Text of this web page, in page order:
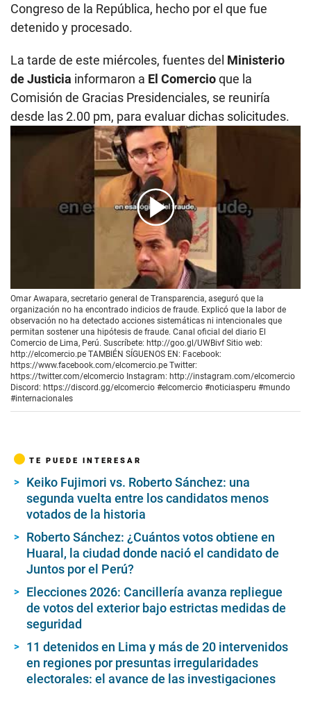
Congreso de la República, hecho por el que fue
detenido y procesado.
La tarde de este miércoles, fuentes del Ministerio
de Justicia informaron a El Comercioque la
Comisión de Gracias Presidenciales, se reuniría
desde las 2.00 pm, para evaluar dichas solicitudes.
Omar Awapara, secretario general de Transparencia, aseguró que la
organización no ha encontrado indicios de fraude. Explicó que la labor de
observación no ha detectado acciones sistemáticas ni intencionales que
permitan sostener una hipótesis de fraude. Canal oficial del diario El
Comercio de Lima, Perú. Suscríbete: http://goo.gl/UWBivf Sitio web:
http://elcomercio.pe TAMBIÉN SÍGUENOS EN: Facebook:
https://www.facebook.com/elcomercio.pe Twitter:
https://twitter.com/elcomercio Instagram: http://instagram.com/elcomercio
Discord: https://discord.gg/elcomercio #elcomercio #noticiasperu #mundo
#internacionales
TE PUEDE INTERESAR
Keiko Fujimori vs. Roberto Sánchez: una
segunda vuelta entre los candidatos menos
votados de la historia
Roberto Sánchez: ¿Cuántos votos obtiene en
Huaral, la ciudad donde nació el candidato de
Juntos por el Perú?
Elecciones 2026: Cancillería avanza repliegue
de votos del exterior bajo estrictas medidas de
seguridad
11 detenidos en Lima y más de 20 intervenidos
en regiones por presuntas irregularidades
electorales: el avance de las investigaciones